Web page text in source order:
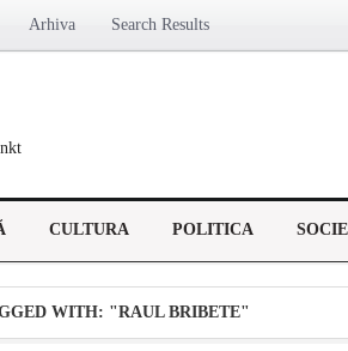
Arhiva Search Results
CULTURA POLITICA
WITH: "RAUL BRIBETE"